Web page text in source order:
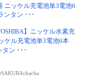
】ニッケル水素充
ケル充電池単3電池6本
タン ･･･